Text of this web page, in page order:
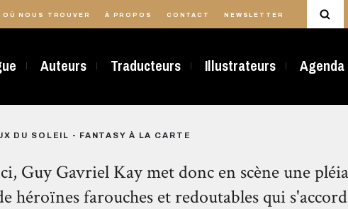
OÙ NOUS TROUVER À PROPOS CONTACT NEWSLETTER
Auteurs Traducteurs Illustrateurs Agenda
DU SOLEIL - FANTASY À LA CARTE
Guy Gavriel Kay met donc en scène une
héroïnes farouches et redoutables qui